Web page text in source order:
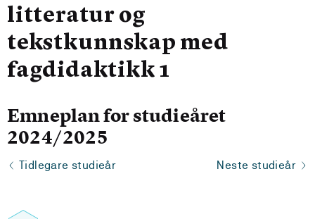
litteratur og
tekstkunnskap med
fagdidaktikk 1
Emneplan for studieåret
2024/2025
Tidlegare studieår Neste studieår